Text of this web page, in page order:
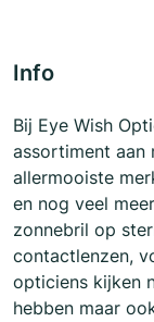
Info
Bij Eye Wish
assortiment aan
allermooiste
en nog veel
zonnebril op
contactlenzen,
opticiens kijken
hebben maar